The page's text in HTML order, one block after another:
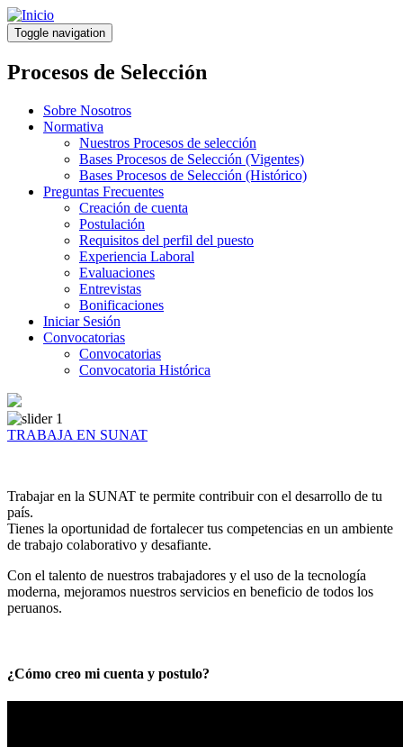
Pasar
al
contenido
principal
Toggle navigation
Procesos de Selección
Sobre Nosotros
Normativa
Nuestros Procesos de selección
Bases Procesos de Selección (Vigentes)
Bases Procesos de Selección (Histórico)
Preguntas Frecuentes
Creación de cuenta
Postulación
Requisitos del perfil del puesto
Experiencia Laboral
Evaluaciones
Entrevistas
Bonificaciones
Iniciar Sesión
Convocatorias
Convocatorias
Convocatoria Histórica
TRABAJA EN SUNAT
Trabajar en la SUNAT te permite contribuir con el desarrollo de tu
país.
Tienes la oportunidad de fortalecer tus competencias en un ambiente
de trabajo colaborativo y desafiante.
Con el talento de nuestros trabajadores y el uso de la tecnología
moderna, mejoramos nuestros servicios en beneficio de todos los
peruanos.
¿Cómo creo mi cuenta y postulo?